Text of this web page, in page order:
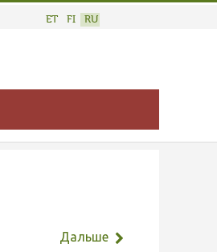
ET FI RU
Дальше